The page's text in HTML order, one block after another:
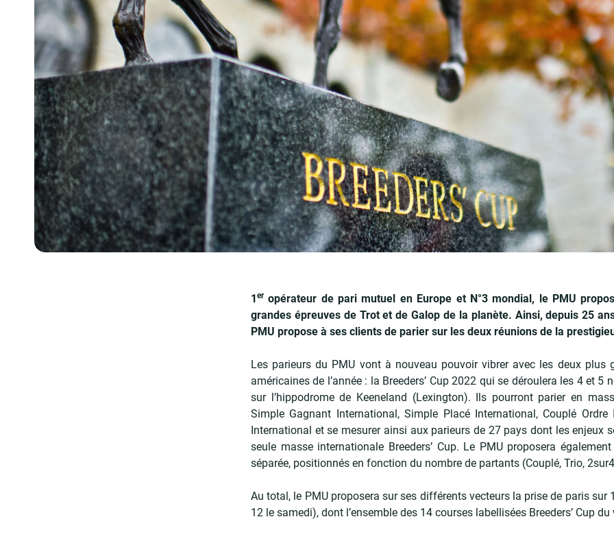
1eropérateur de pari mutuel en Europe et N°3 mondial, le PMU
grandes épreuves de Trot et de Galop de la planète. Ainsi, depuis 25
PMU propose à ses clients de parier sur les deux réunions de la
Les parieurs du PMU vont à nouveau pouvoir vibrer avec les deux plus
américaines de l’année : la Breeders’ Cup 2022 qui se déroulera les 4 et 5
sur l’hippodrome de Keeneland (Lexington). Ils pourront parier en
Simple Gagnant International, Simple Placé International, Couplé
International et se mesurer ainsi aux parieurs de 27 pays dont les enjeux
seule masse internationale Breeders’ Cup. Le PMU proposera
séparée, positionnés en fonction du nombre de partants (Couplé, Trio,
Au total, le PMU proposera sur ses différents vecteurs la prise de paris sur
12 le samedi), dont l’ensemble des 14 courses labellisées Breeders’ Cup du